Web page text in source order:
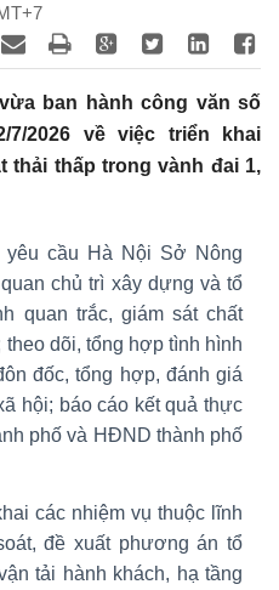
ban hành công văn số
7/2026 về việc triển khai
thải thấp trong vành đai 1,
yêu cầu Hà Nội Sở Nông
chủ trì xây dựng và tổ
quan trắc, giám sát chất
dõi, tổng hợp tình hình
đốc, tổng hợp, đánh giá
hội; báo cáo kết quả thực
phố và HĐND thành phố
các nhiệm vụ thuộc lĩnh
đề xuất phương án tổ
tải hành khách, hạ tầng